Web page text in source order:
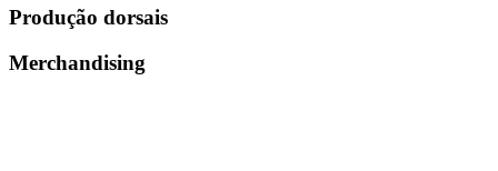
Produção dorsais
Merchandising